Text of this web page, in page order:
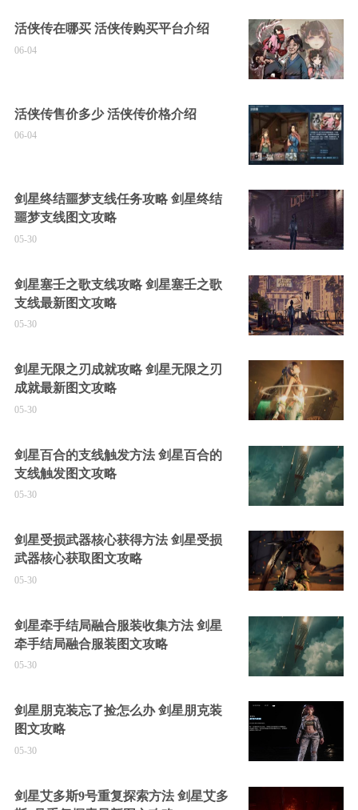
活侠传在哪买 活侠传购买平台介绍
06-04
活侠传售价多少 活侠传价格介绍
06-04
剑星终结噩梦支线任务攻略 剑星终结
噩梦支线图文攻略
05-30
剑星塞壬之歌支线攻略 剑星塞壬之歌
支线最新图文攻略
05-30
剑星无限之刃成就攻略 剑星无限之刃
成就最新图文攻略
05-30
剑星百合的支线触发方法 剑星百合的
支线触发图文攻略
05-30
剑星受损武器核心获得方法 剑星受损
武器核心获取图文攻略
05-30
剑星牵手结局融合服装收集方法 剑星
牵手结局融合服装图文攻略
05-30
剑星朋克装忘了捡怎么办 剑星朋克装
图文攻略
05-30
剑星艾多斯9号重复探索方法 剑星艾多